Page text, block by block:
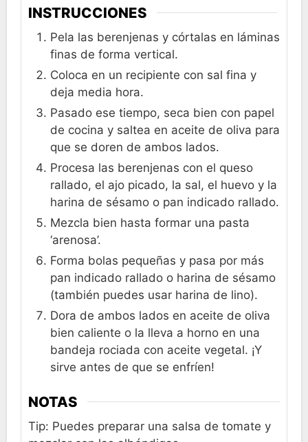
INSTRUCCIONES
Pela las berenjenas y córtalas en láminas
finas de forma vertical.
Coloca en un recipiente con sal fina y
deja media hora.
Pasado ese tiempo, seca bien con papel
de cocina y saltea en aceite de oliva para
que se doren de ambos lados.
Procesa las berenjenas con el queso
rallado, el ajo picado, la sal, el huevo y la
harina de sésamo o pan indicado rallado.
Mezcla bien hasta formar una pasta
‘arenosa’.
Forma bolas pequeñas y pasa por más
pan indicado rallado o harina de sésamo
(también puedes usar harina de lino).
Dora de ambos lados en aceite de oliva
bien caliente o la lleva a horno en una
bandeja rociada con aceite vegetal. ¡Y
sirve antes de que se enfríen!
NOTAS
Tip: Puedes preparar una salsa de tomate y